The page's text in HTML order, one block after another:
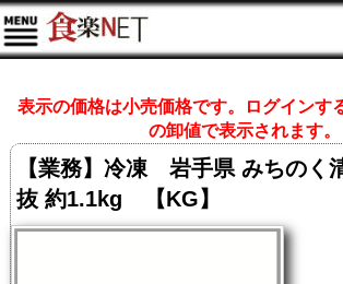
表示の価格は小売価格です。ログインす
の卸値で表示されます。
【業務】冷凍 岩手県 みちのく
抜 約1.1kg 【KG】